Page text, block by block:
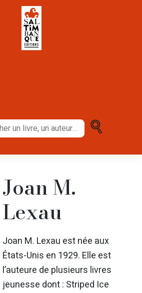
Joan M.
Lexau
Joan M. Lexau est née aux
États-Unis en 1929. Elle est
l’auteure de plusieurs livres
jeunesse dont : Striped Ice